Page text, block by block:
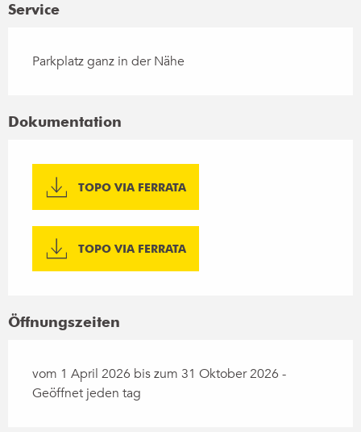
Service
Parkplatz ganz in der Nähe
Dokumentation
TOPO VIA FERRATA
TOPO VIA FERRATA
Öffnungszeiten
vom 1 April 2026 bis zum 31 Oktober 2026 -
Geöffnet jeden tag